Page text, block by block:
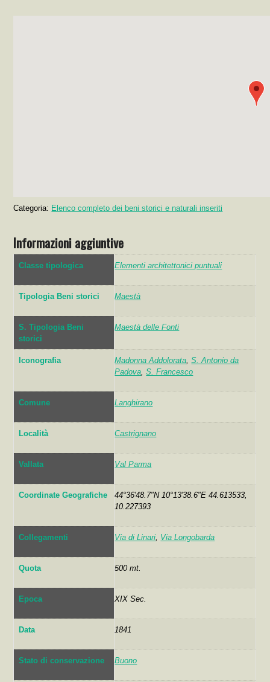
Categoria: Elenco completo dei beni storici e naturali inseriti
Informazioni aggiuntive
Classe tipologica Elementi architettonici puntuali
Tipologia Beni storici Maestà
S. Tipologia Beni
storici
Maestà delle Fonti
Iconografia Madonna Addolorata,S. Antonio da
Padova,S. Francesco
Comune Langhirano
Località Castrignano
Vallata Val Parma
Coordinate Geografiche
44°36'48.7"N 10°13'38.6"E 44.613533,
10.227393
Collegamenti Via di Linari, Via Longobarda
Quota 500 mt.
Epoca XIX Sec.
Data 1841
Stato di conservazione Buono